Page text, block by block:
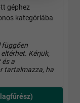
géphez
kategóriába
függően
Kérjük,
és a
tartalmazza, ha